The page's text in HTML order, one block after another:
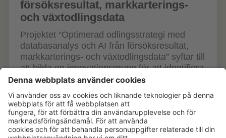
försöksresultat, markkarterings-
och växtodlingsdata
Projektet “Optimerad odlingsstrategi med
databasanalys och AI från försöksresultat,
markkarterings- och växtodlingsdata” syftar till
att bilda en innovationsgrupp för att identifiera
innovationer i...
Läs mer
PÅGÅENDE PROJEKT